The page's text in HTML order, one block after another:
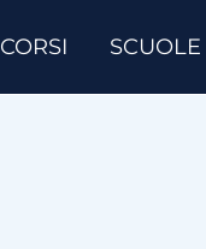
CORSI SCUOLE